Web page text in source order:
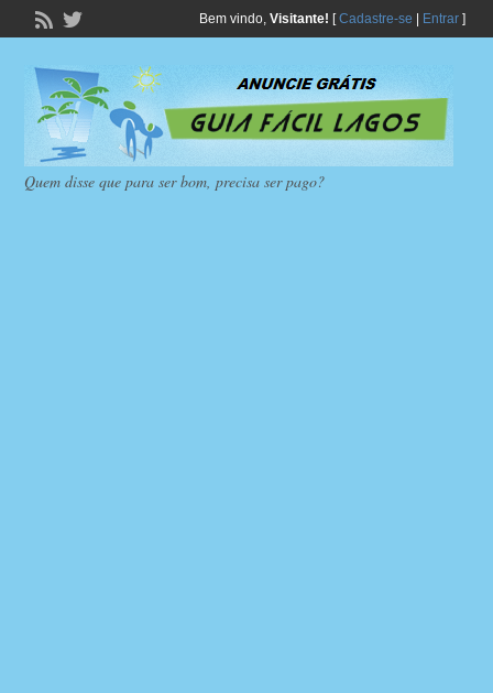
Bem vindo, Visitante! [Cadastre-se Entrar]
Quem disse que para ser bom, precisa ser pago?